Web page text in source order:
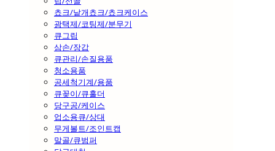
쵸크/낱개쵸크/쵸크케이스
광택제/코팅제/분무기
큐그립
삼손/장갑
큐관리/손질용품
청소용품
공세척기계/용품
큐꽂이/큐홀더
당구공/케이스
업소용큐/상대
무게볼트/조인트캡
말골/큐범퍼